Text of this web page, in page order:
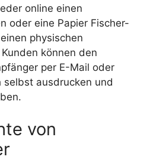
online einen
oder eine Papier Fischer-
physischen
können den
per E-Mail oder
selbst ausdrucken und
von